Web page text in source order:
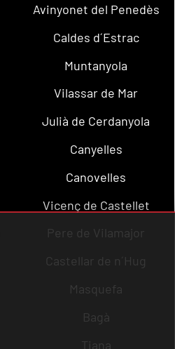
Avinyonet del Penedès
Caldes d´Estrac
Muntanyola
Vilassar de Mar
Julià de Cerdanyola
Canyelles
Canovelles
Vicenç de Castellet
Pere de Vilamajor
Castellar de n´Hug
Masquefa
Bagà
Tiana